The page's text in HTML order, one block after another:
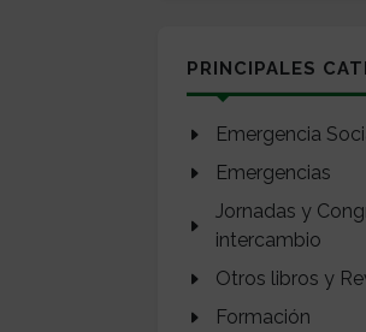
PRINCIPALES
Emergencia
Emergencias
Jornadas y
intercambio
Otros libros y
Formación